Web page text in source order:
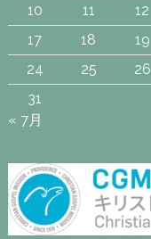
10
11 12
17
18 19
24
25 26
31
« 7月